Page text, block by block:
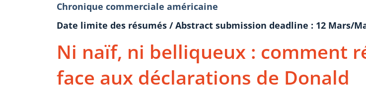
Chronique commerciale américaine
Date limite des résumés / Abstract submission deadline : 12 Mars/
Ni naïf, ni belliqueux : comment
face aux déclarations de Donald